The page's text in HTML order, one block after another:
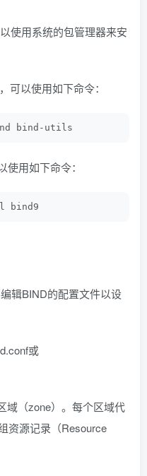
使用系统的包管理器来安
可以使用如下命令：
bind-utils
用如下命令：
bind9
辑BIND的配置文件以设
或
域（zone）。每个区域代
资源记录（Resource